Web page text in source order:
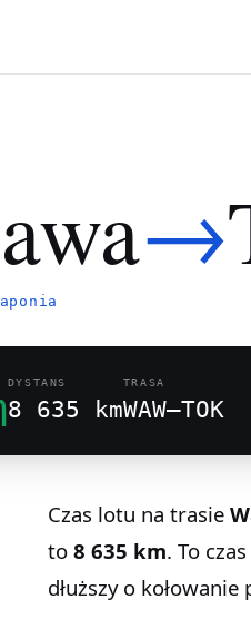
→
DYSTANS
8 635 km
TRASA
WAW–TOK
Czas lotu na trasie
to 8 635 km. To
dłuższy o